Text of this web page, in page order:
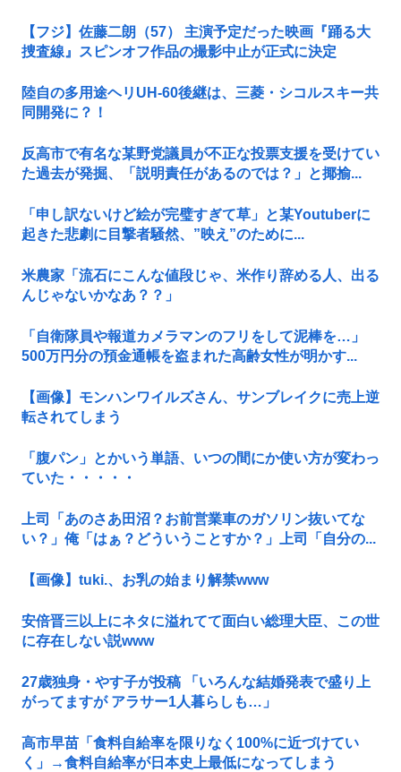
【フジ】佐藤二朗（57） 主演予定だった映画『踊る大
捜査線』スピンオフ作品の撮影中止が正式に決定
陸自の多用途ヘリUH-60後継は、三菱・シコルスキー共
同開発に？！
反高市で有名な某野党議員が不正な投票支援を受けてい
た過去が発掘、「説明責任があるのでは？」と揶揄...
「申し訳ないけど絵が完璧すぎて草」と某Youtuberに
起きた悲劇に目撃者騒然、”映え”のために...
米農家「流石にこんな値段じゃ、米作り辞める人、出る
んじゃないかなあ？？」
「自衛隊員や報道カメラマンのフリをして泥棒を…」
500万円分の預金通帳を盗まれた高齢女性が明かす...
【画像】モンハンワイルズさん、サンブレイクに売上逆
転されてしまう
「腹パン」とかいう単語、いつの間にか使い方が変わっ
ていた・・・・・
上司「あのさあ田沼？お前営業車のガソリン抜いてな
い？」俺「はぁ？どういうことすか？」上司「自分の...
【画像】tuki.、お乳の始まり解禁www
安倍晋三以上にネタに溢れてて面白い総理大臣、この世
に存在しない説www
27歳独身・やす子が投稿 「いろんな結婚発表で盛り上
がってますが アラサー1人暮らしも…」
高市早苗「食料自給率を限りなく100%に近づけてい
く」→食料自給率が日本史上最低になってしまう